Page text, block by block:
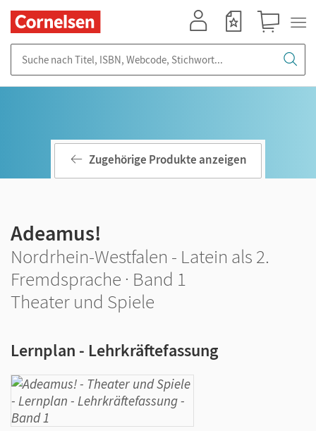
Zugehörige Produkte anzeigen
Adeamus!
Nordrhein-Westfalen - Latein als 2.
Fremdsprache · Band 1
Theater und Spiele
Lernplan - Lehrkräftefassung